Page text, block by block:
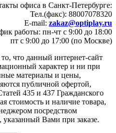
офиса в Санкт-Петербурге:
Тел.(факс): 88007078320
E-mail: zakaz@optiplay.ru
работы: пн-чт с 9:00 до 18:00
пт с 9:00 до 17:00 (по Москве)
что данный интернет-сайт
характер и ни при
материалы и цены,
публичной офертой,
435 и 437 Гражданского
стоимость и наличие товара,
посредством
указанный Вами при заказе.